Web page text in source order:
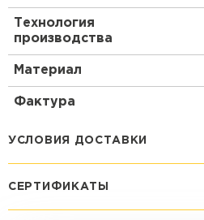
Технология
производства
Материал
Фактура
УСЛОВИЯ ДОСТАВКИ
СЕРТИФИКАТЫ